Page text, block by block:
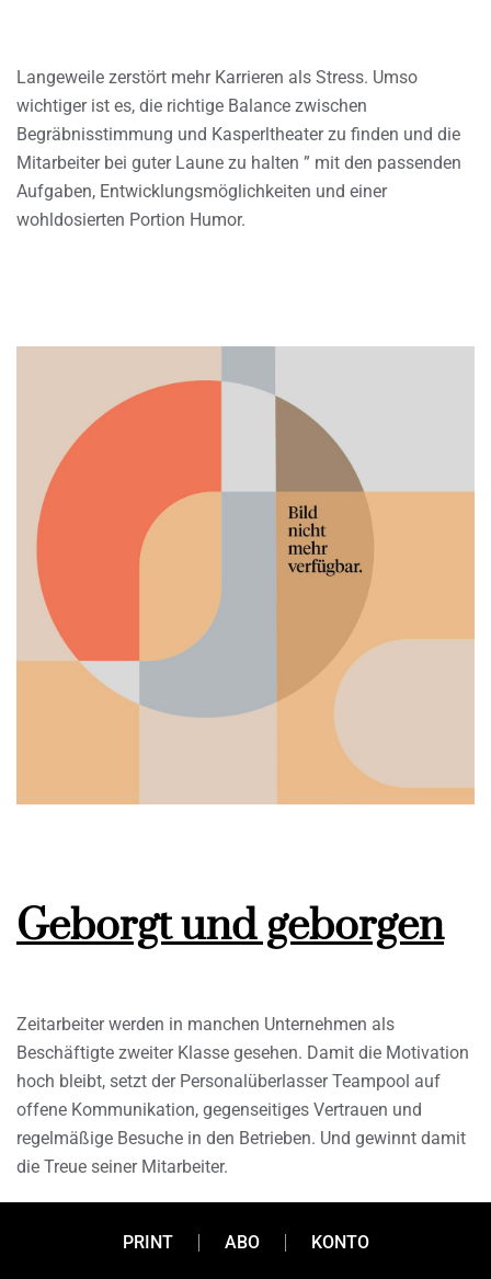
Langeweile zerstört mehr Karrieren als Stress. Umso
wichtiger ist es, die richtige Balance zwischen
Begräbnisstimmung und Kasperltheater zu finden und die
Mitarbeiter bei guter Laune zu halten ” mit den passenden
Aufgaben, Entwicklungsmöglichkeiten und einer
wohldosierten Portion Humor.
Geborgt und geborgen
Zeitarbeiter werden in manchen Unternehmen als
Beschäftigte zweiter Klasse gesehen. Damit die Motivation
hoch bleibt, setzt der Personalüberlasser Teampool auf
offene Kommunikation, gegenseitiges Vertrauen und
regelmäßige Besuche in den Betrieben. Und gewinnt damit
die Treue seiner Mitarbeiter.
PRINT ABO KONTO